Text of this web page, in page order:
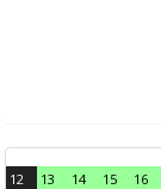
12 13 14 15 16